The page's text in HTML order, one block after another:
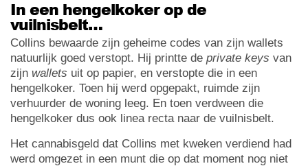
In een hengelkoker op de
vuilnisbelt…
Collins bewaarde zijn geheime codes van zijn wallets
natuurlijk goed verstopt. Hij printte de private keys van
zijn wallets uit op papier, en verstopte die in een
hengelkoker. Toen hij werd opgepakt, ruimde zijn
verhuurder de woning leeg. En toen verdween die
hengelkoker dus ook linea recta naar de vuilnisbelt.
Het cannabisgeld dat Collins met kweken verdiend had
werd omgezet in een munt die op dat moment nog niet